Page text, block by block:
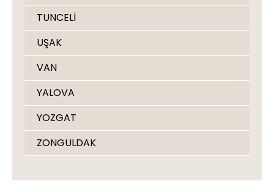
TUNCELİ
UŞAK
VAN
YALOVA
YOZGAT
ZONGULDAK